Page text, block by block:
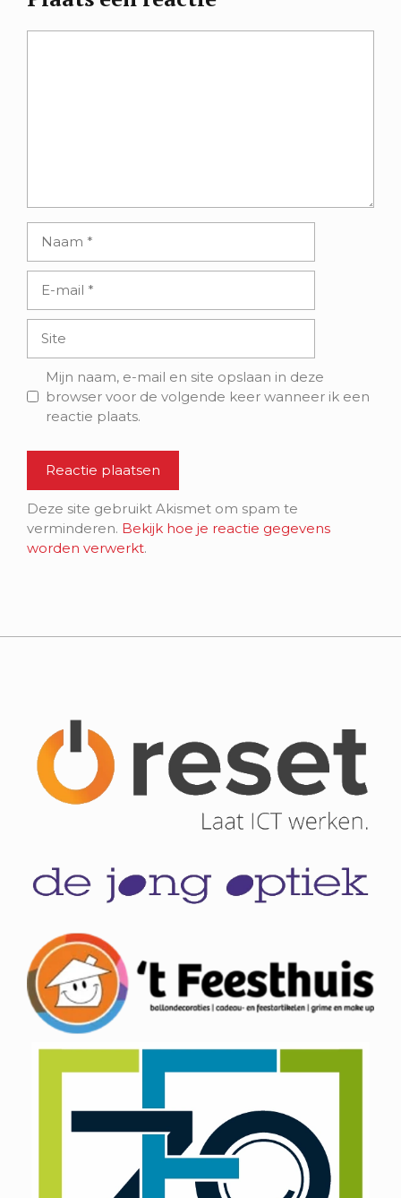
mail
Mijn naam, e-mail en site opslaan in deze
browser voor de volgende keer wanneer ik een
reactie plaats.
Deze site gebruikt Akismet om spam te
verminderen. Bekijk hoe je reactie gegevens
worden verwerkt.